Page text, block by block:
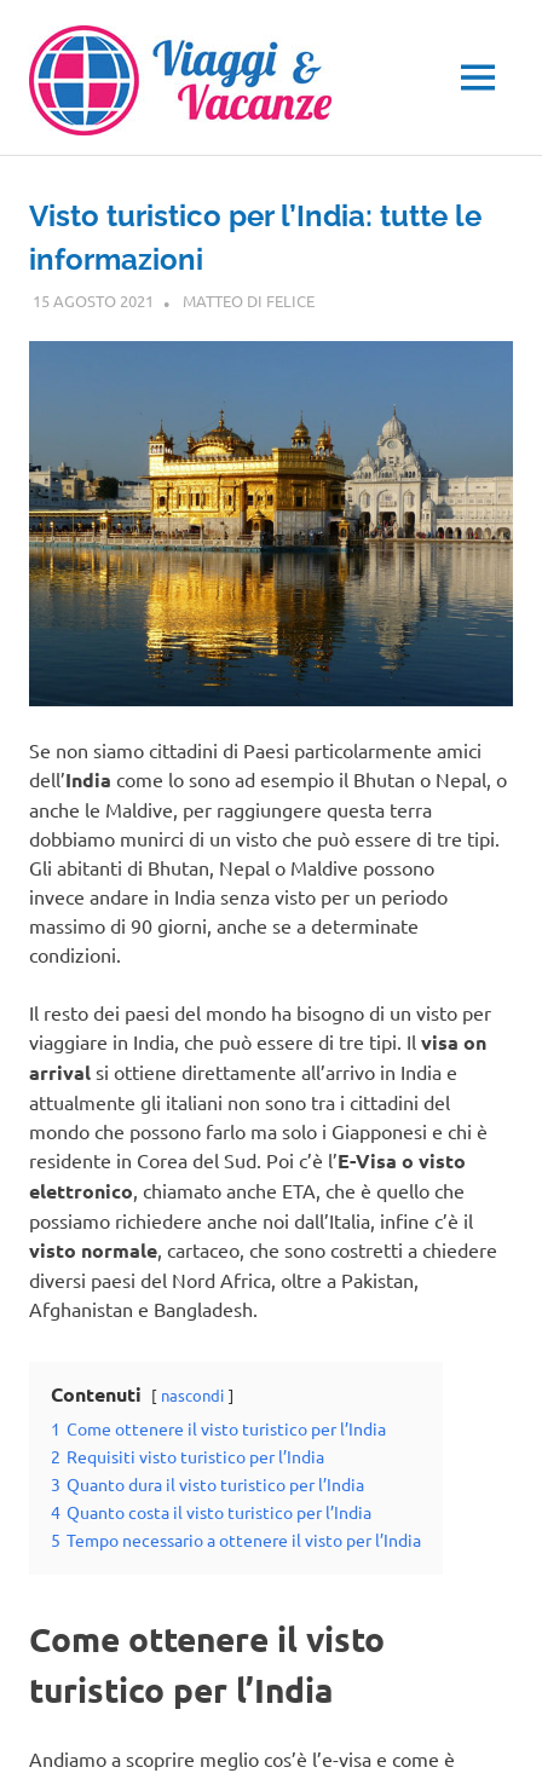
contenuto
MENU
Visto turistico per l’India: tutte le
informazioni
15 AGOSTO 2021 MATTEO DI FELICEGUIDE
Se non siamo cittadini di Paesi particolarmente amici
dell’India come lo sono ad esempio il Bhutan o Nepal, o
anche le Maldive, per raggiungere questa terra
dobbiamo munirci di un visto che può essere di tre tipi.
Gli abitanti di Bhutan, Nepal o Maldive possono
invece andare in India senza visto per un periodo
massimo di 90 giorni, anche se a determinate
condizioni.
Il resto dei paesi del mondo ha bisogno di un visto per
viaggiare in India, che può essere di tre tipi. Il visa on
arrival si ottiene direttamente all’arrivo in India e
attualmente gli italiani non sono tra i cittadini del
mondo che possono farlo ma solo i Giapponesi e chi è
residente in Corea del Sud. Poi c’è l’E-Visa o visto
elettronico, chiamato anche ETA, che è quello che
possiamo richiedere anche noi dall’Italia, infine c’è il
visto normale, cartaceo, che sono costretti a chiedere
diversi paesi del Nord Africa, oltre a Pakistan,
Afghanistan e Bangladesh.
Contenuti nascondi
1 Come ottenere il visto turistico per l’India
2 Requisiti visto turistico per l’India
3 Quanto dura il visto turistico per l’India
4 Quanto costa il visto turistico per l’India
5 Tempo necessario a ottenere il visto per l’India
Come ottenere il visto
turistico per l’India
Andiamo a scoprire meglio cos’è l’e-visa e come è